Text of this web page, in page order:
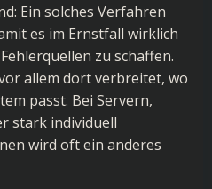
Ein solches Verfahren
es im Ernstfall wirklich
zu schaffen.
allem dort verbreitet, wo
passt. Bei Servern,
stark individuell
wird oft ein anderes